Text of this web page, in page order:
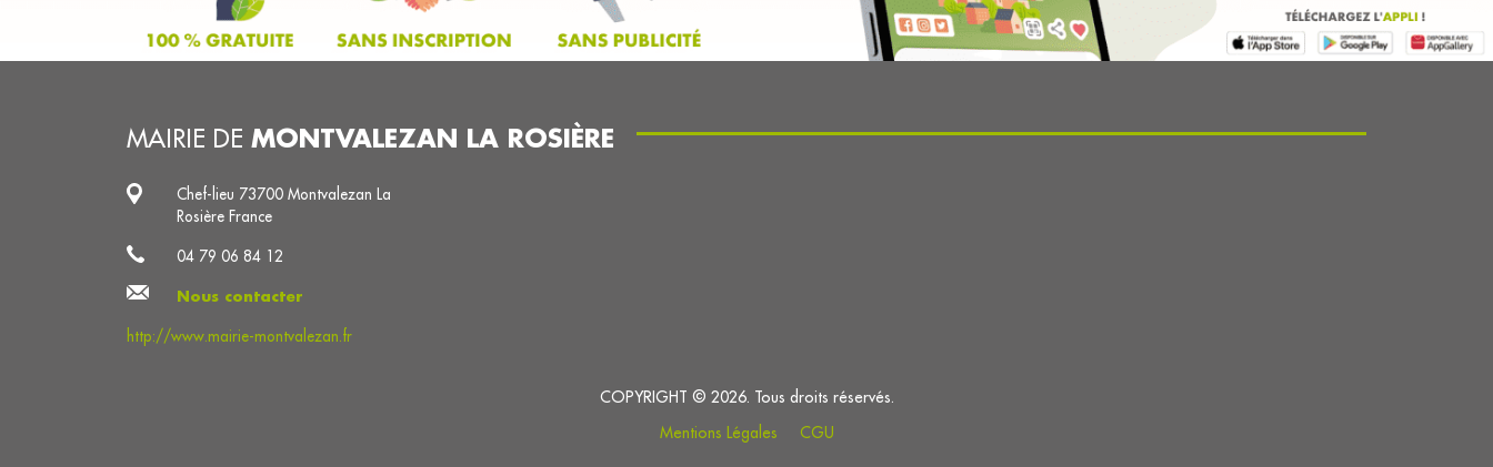
MAIRIE DE MONTVALEZAN LA ROSIÈRE
Chef-lieu 73700 Montvalezan La
Rosière France
04 79 06 84 12
Nous contacter
http://www.mairie-montvalezan.fr
COPYRIGHT © 2026. Tous droits réservés.
Mentions Légales
CGU